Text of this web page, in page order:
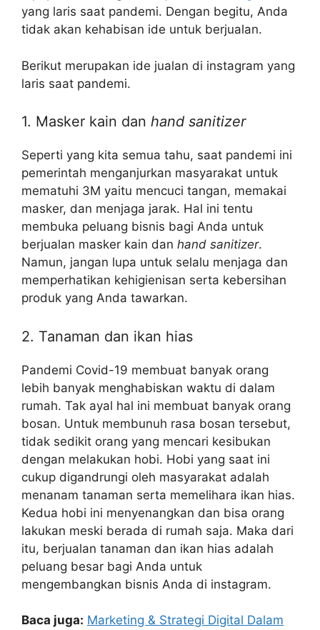
yang laris saat pandemi. Dengan begitu, Anda
tidak akan kehabisan ide untuk berjualan.
Berikut merupakan ide jualan di instagram yang
laris saat pandemi.
1. Masker kain dan hand sanitizer
Seperti yang kita semua tahu, saat pandemi ini
pemerintah menganjurkan masyarakat untuk
mematuhi 3M yaitu mencuci tangan, memakai
masker, dan menjaga jarak. Hal ini tentu
membuka peluang bisnis bagi Anda untuk
berjualan masker kain dan hand sanitizer.
Namun, jangan lupa untuk selalu menjaga dan
memperhatikan kehigienisan serta kebersihan
produk yang Anda tawarkan.
2. Tanaman dan ikan hias
Pandemi Covid-19 membuat banyak orang
lebih banyak menghabiskan waktu di dalam
rumah. Tak ayal hal ini membuat banyak orang
bosan. Untuk membunuh rasa bosan tersebut,
tidak sedikit orang yang mencari kesibukan
dengan melakukan hobi. Hobi yang saat ini
cukup digandrungi oleh masyarakat adalah
menanam tanaman serta memelihara ikan hias.
Kedua hobi ini menyenangkan dan bisa orang
lakukan meski berada di rumah saja. Maka dari
itu, berjualan tanaman dan ikan hias adalah
peluang besar bagi Anda untuk
mengembangkan bisnis Anda di instagram.
Baca juga: Marketing & Strategi Digital Dalam